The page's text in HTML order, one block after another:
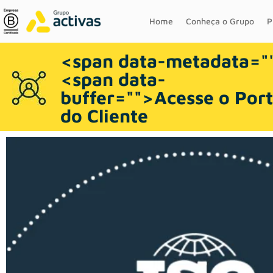
Home Conheça o Grupo
<span data-metadata="
<span data-
buffer="">Acesse o
do Cliente